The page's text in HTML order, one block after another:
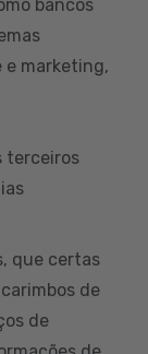
bancos
e marketing,
terceiros
que certas
de
de